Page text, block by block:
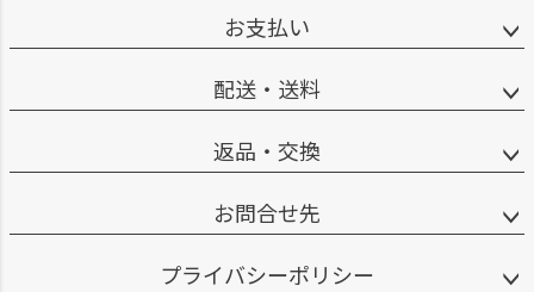
お支払い
配送・送料
返品・交換
お問合せ先
プライバシーポリシー